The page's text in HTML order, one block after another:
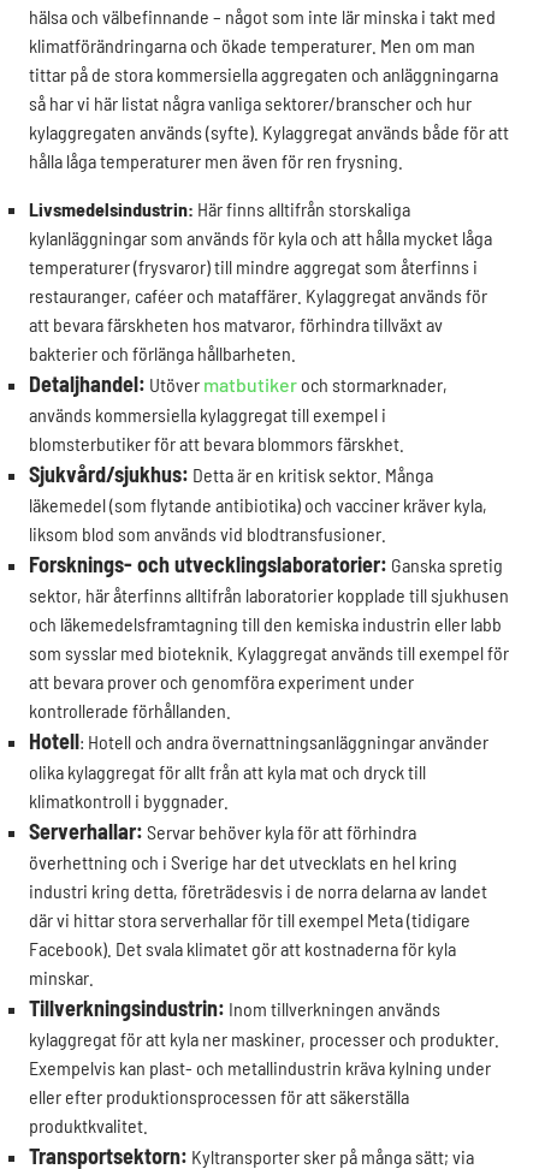
hälsa och välbefinnande – något som inte lär minska i takt med
klimatförändringarna och ökade temperaturer. Men om man
tittar på de stora kommersiella aggregaten och anläggningarna
så har vi här listat några vanliga sektorer/branscher och hur
kylaggregaten används (syfte). Kylaggregat används både för att
hålla låga temperaturer men även för ren frysning.
Livsmedelsindustrin: Här finns alltifrån storskaliga
kylanläggningar som används för kyla och att hålla mycket låga
temperaturer (frysvaror) till mindre aggregat som återfinns i
restauranger, caféer och mataffärer. Kylaggregat används för
att bevara färskheten hos matvaror, förhindra tillväxt av
bakterier och förlänga hållbarheten.
Detaljhandel: Utöver matbutiker och stormarknader,
används kommersiella kylaggregat till exempel i
blomsterbutiker för att bevara blommors färskhet.
Sjukvård/sjukhus: Detta är en kritisk sektor. Många
läkemedel (som flytande antibiotika) och vacciner kräver kyla,
liksom blod som används vid blodtransfusioner.
Forsknings- och utvecklingslaboratorier: Ganska spretig
sektor, här återfinns alltifrån laboratorier kopplade till sjukhusen
och läkemedelsframtagning till den kemiska industrin eller labb
som sysslar med bioteknik. Kylaggregat används till exempel för
att bevara prover och genomföra experiment under
kontrollerade förhållanden.
Hotell: Hotell och andra övernattningsanläggningar använder
olika kylaggregat för allt från att kyla mat och dryck till
klimatkontroll i byggnader.
Serverhallar: Servar behöver kyla för att förhindra
överhettning och i Sverige har det utvecklats en hel kring
industri kring detta, företrädesvis i de norra delarna av landet
där vi hittar stora serverhallar för till exempel Meta (tidigare
Facebook). Det svala klimatet gör att kostnaderna för kyla
minskar.
Tillverkningsindustrin: Inom tillverkningen används
kylaggregat för att kyla ner maskiner, processer och produkter.
Exempelvis kan plast- och metallindustrin kräva kylning under
eller efter produktionsprocessen för att säkerställa
produktkvalitet.
Transportsektorn: Kyltransporter sker på många sätt; via